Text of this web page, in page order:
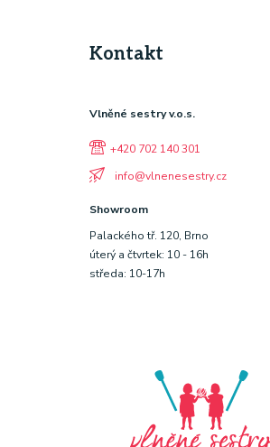
Kontakt
Vlněné sestry v.o.s.
+420 702 140 301
info@vlnenesestry.cz
Showroom
Palackého tř. 120, Brno
úterý a čtvrtek: 10 - 16h
středa: 10-17h